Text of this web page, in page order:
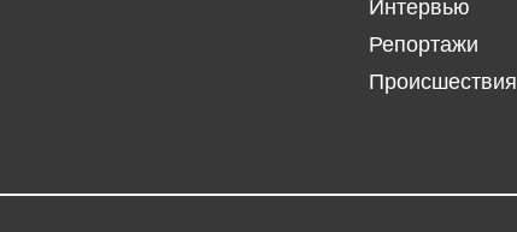
Интервью
Репортажи
Происшествия